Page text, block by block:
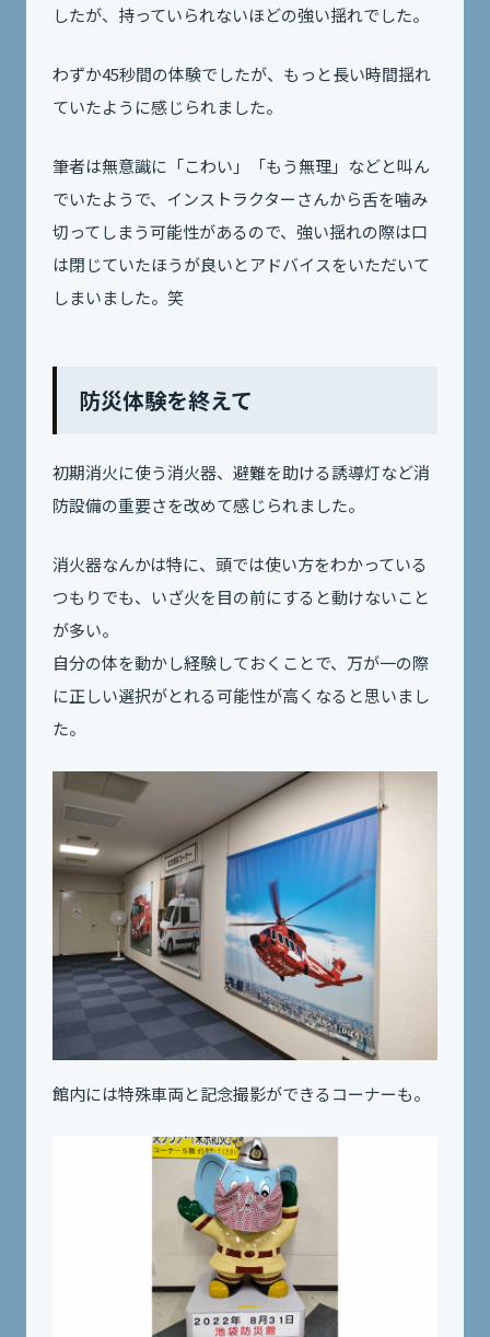
したが、持っていられないほどの強い揺れでした。
わずか45秒間の体験でしたが、もっと長い時間揺れ
ていたように感じられました。
筆者は無意識に「こわい」「もう無理」などと叫ん
でいたようで、インストラクターさんから舌を噛み
切ってしまう可能性があるので、強い揺れの際は口
は閉じていたほうが良いとアドバイスをいただいて
しまいました。笑
防災体験を終えて
初期消火に使う消火器、避難を助ける誘導灯など消
防設備の重要さを改めて感じられました。
消火器なんかは特に、頭では使い方をわかっている
つもりでも、いざ火を目の前にすると動けないこと
が多い。
自分の体を動かし経験しておくことで、万が一の際
に正しい選択がとれる可能性が高くなると思いまし
た。
館内には特殊車両と記念撮影ができるコーナーも。